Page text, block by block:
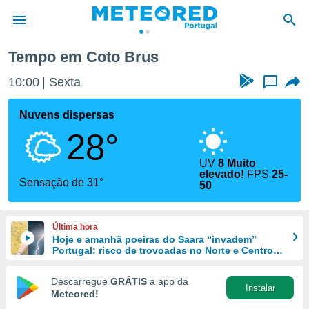
da
foi
fornecidas
a este
das
e
forma
digital
Tempo em Coto Brus
10:00 Sexta ...
Nuvens dispersas
28°
Sensação de 31°
UV8 Muito
elevado! FPS25-
50
Última hora
Hoje e amanhã poeiras do Saara “invadem”
Portugal: risco de trovoadas no Norte e Centro
Descarregue GRÁTIS a app da
Meteored!
Instalar